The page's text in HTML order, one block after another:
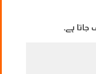
ہے۔